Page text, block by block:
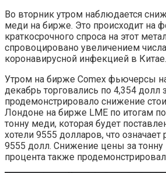
Во вторник утром наблюдается
меди на бирже. Это происходит на
краткосрочного спроса на этот
спровоцировано увеличением
коронавирусной инфекцией в Китае.
Утром на бирже Comex фьючерсы
декабрь торговались по 4,354 долл
продемонстрировало снижение
Лондоне на бирже LME по итогам
тонну меди, которая будет
хотели 9555 долларов, что означает
9555 долл. Снижение цены за тонну
процента также